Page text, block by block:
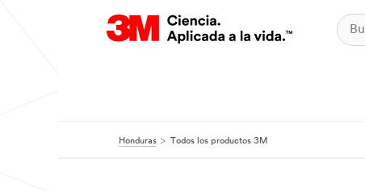
Honduras Todos los productos 3M